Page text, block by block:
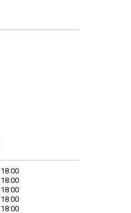
18:00
18:00
18:00
18:00
18:00